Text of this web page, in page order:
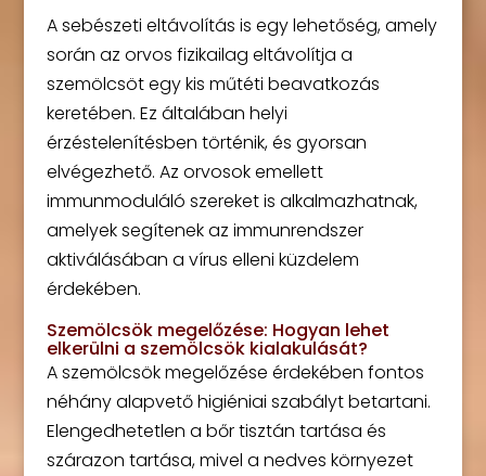
A sebészeti eltávolítás is egy lehetőség, amely
során az orvos fizikailag eltávolítja a
szemölcsöt egy kis műtéti beavatkozás
keretében. Ez általában helyi
érzéstelenítésben történik, és gyorsan
elvégezhető. Az orvosok emellett
immunmoduláló szereket is alkalmazhatnak,
amelyek segítenek az immunrendszer
aktiválásában a vírus elleni küzdelem
érdekében.
Szemölcsök megelőzése: Hogyan lehet
elkerülni a szemölcsök kialakulását?
A szemölcsök megelőzése érdekében fontos
néhány alapvető higiéniai szabályt betartani.
Elengedhetetlen a bőr tisztán tartása és
szárazon tartása, mivel a nedves környezet